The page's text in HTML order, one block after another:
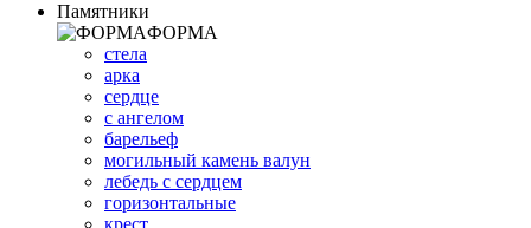
Памятники
ФОРМА
стела
арка
сердце
с ангелом
барельеф
могильный камень валун
лебедь с сердцем
горизонтальные
крест